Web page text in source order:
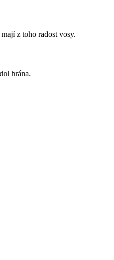
z toho radost vosy.
brána.